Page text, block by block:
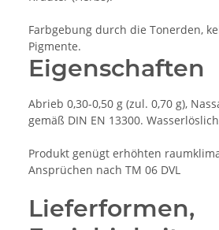
Farbgebung durch die Tonerden,
Pigmente.
Eigenschaften
Abrieb 0,30-0,50 g (zul. 0,70 g),
gemäß DIN EN 13300.
Produkt genügt erhöhten
Ansprüchen nach TM 06 DVL
Lieferformen,